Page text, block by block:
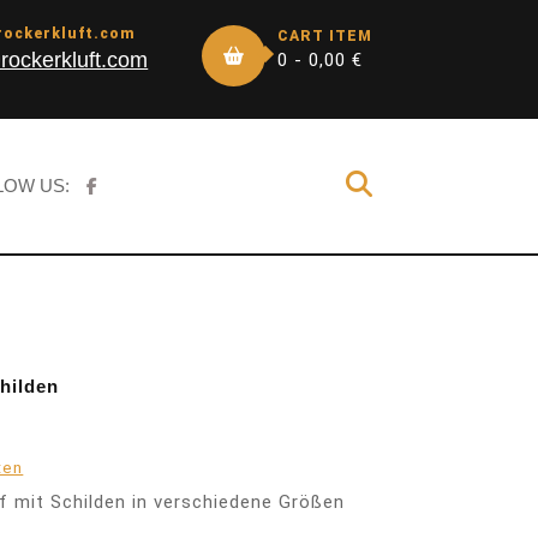
CART ITEM
0 -0,00€
US:
mit Schilden in verschiedene Größen